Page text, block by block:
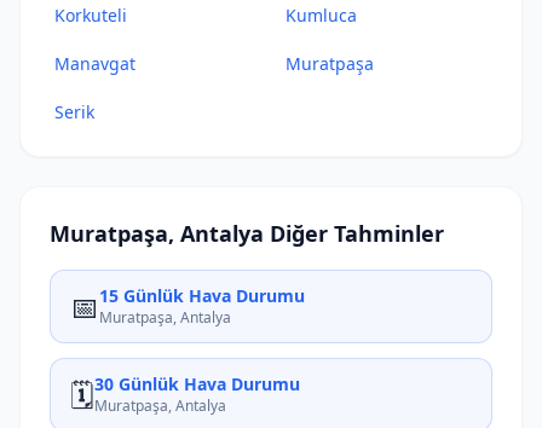
Korkuteli Kumluca
Manavgat Muratpaşa
Serik
Muratpaşa, Antalya Diğer Tahminler
📅 15 Günlük Hava Durumu
Muratpaşa, Antalya
🗓️30 Günlük Hava Durumu
Muratpaşa, Antalya